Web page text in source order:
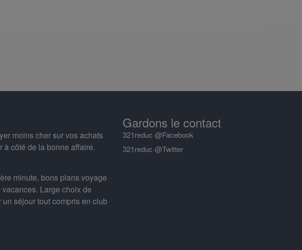
moins cher sur vos achats
côté de la bonne affaire.
minute, bons plans voyage
Large choix de
séjour tout compris en club
Gardons le contact
321reduc @Facebook
321reduc @Twitter